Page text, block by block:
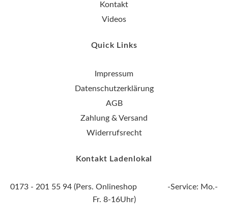
Kontakt
Videos
Quick Links
Impressum
Datenschutzerklärung
AGB
Zahlung & Versand
Widerrufsrecht
Kontakt Ladenlokal
0173 - 201 55 94 (Pers. Onlineshop -Service: Mo.-
Fr. 8-16Uhr)